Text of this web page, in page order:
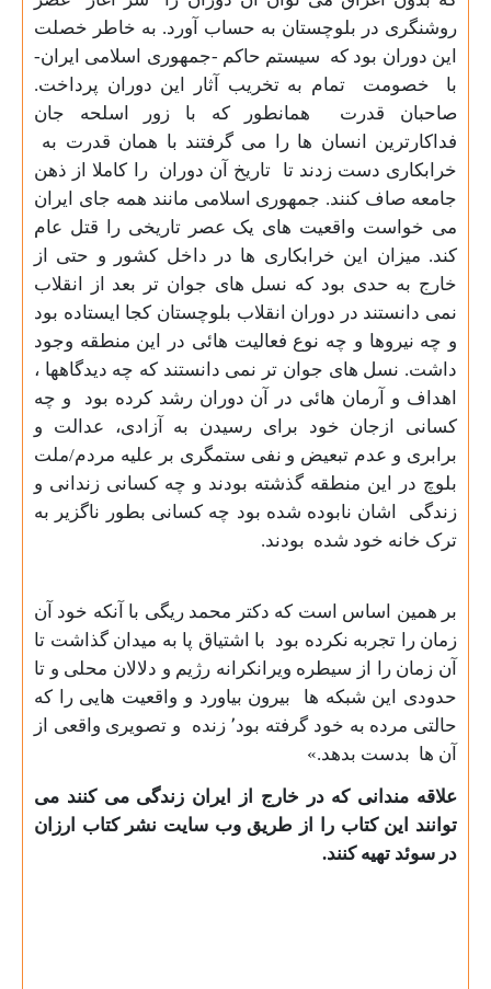
روشنگری در بلوچستان به حساب آورد. به خاطر خصلت
این دوران بود که سیستم حاکم -جمهوری اسلامی ایران-
با خصومت تمام به تخریب آثار این دوران پرداخت.
صاحبان قدرت همانطور که با زور اسلحه جان
فداکارترین انسان ها را می گرفتند با همان قدرت به
خرابکاری دست زدند تا تاریخ آن دوران را کاملا از ذهن
جامعه صاف کنند. جمهوری اسلامی مانند همه جای ایران
می خواست واقعیت های یک عصر تاریخی را قتل عام
کند. میزان این خرابکاری ها در داخل کشور و حتی از
خارج به حدی بود که نسل های جوان تر بعد از انقلاب
نمی دانستند در دوران انقلاب بلوچستان کجا ایستاده بود
و چه نیروها و چه نوع فعالیت هائی در این منطقه وجود
داشت. نسل های جوان تر نمی دانستند که چه دیدگاهها ،
اهداف و آرمان هائی در آن دوران رشد کرده بود و چه
کسانی ازجان خود برای رسیدن به آزادی، عدالت و
برابری و عدم تبعیض و نفی ستمگری بر علیه مردم/ملت
بلوچ در این منطقه گذشته بودند و چه کسانی زندانی و
زندگی اشان نابوده شده بود چه کسانی بطور ناگزیر به
ترک خانه خود شده بودند.
بر همین اساس است که دکتر محمد ریگی با آنکه خود آن
زمان را تجربه نکرده بود با اشتیاق پا به میدان گذاشت تا
آن زمان را از سیطره ویرانکرانه رژیم و دلالان محلی و تا
حدودی این شبکه ها بیرون بیاورد و واقعیت هایی را که
حالتی مرده به خود گرفته بود٬ زنده و تصویری واقعی از
آن ها بدست بدهد.»
علاقه مندانی که در خارج از ایران زندگی می کنند می
توانند این کتاب را از طریق وب سایت نشر کتاب ارزان
در سوئد تهیه کنند.